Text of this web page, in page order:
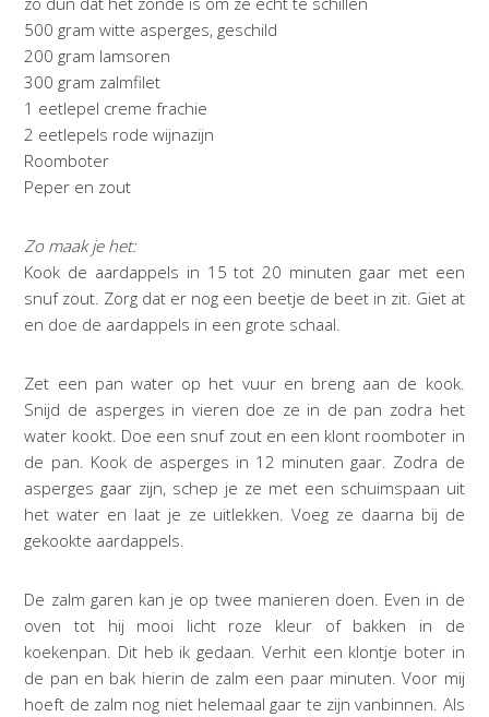
500 gram witte asperges, geschild
200 gram lamsoren
300 gram zalmfilet
1 eetlepel creme frachie
2 eetlepels rode wijnazijn
Roomboter
Peper en zout
Zo maak je het:
Kook de aardappels in 15 tot 20 minuten gaar met een
snuf zout. Zorg dat er nog een beetje de beet in zit. Giet at
en doe de aardappels in een grote schaal.
Zet een pan water op het vuur en breng aan de kook.
Snijd de asperges in vieren doe ze in de pan zodra het
water kookt. Doe een snuf zout en een klont roomboter in
de pan. Kook de asperges in 12 minuten gaar. Zodra de
asperges gaar zijn, schep je ze met een schuimspaan uit
het water en laat je ze uitlekken. Voeg ze daarna bij de
gekookte aardappels.
De zalm garen kan je op twee manieren doen. Even in de
oven tot hij mooi licht roze kleur of bakken in de
koekenpan. Dit heb ik gedaan. Verhit een klontje boter in
de pan en bak hierin de zalm een paar minuten. Voor mij
hoeft de zalm nog niet helemaal gaar te zijn vanbinnen. Als